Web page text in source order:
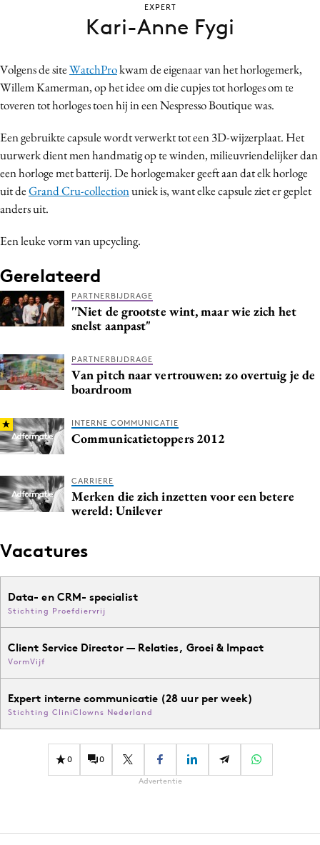
Contentmarketing
Data & Insights
Design
Digital transformation
Diversiteit
Gedragsverandering
Influencer marketing
Interne communicatie
Martech
Merkstrategie
PR
Purpose Marketing
Reputatie & crisis
Volgens de siteWatchProkwam de eigenaar van het horlogemerk,
Willem Kamerman, op het idee om die cupjes tot horloges om te
toveren tot horloges toen hij in een Nespresso Boutique was.
Een gebruikte capsule wordt verwerkt tot een 3D-wijzerplaat. Het
uurwerk dient men handmatig op te winden, milieuvriendelijker dan
een horloge met batterij. De horlogemaker geeft aan dat elk horloge
uit deGrand Cru-collectionuniek is, want elke capsule ziet er geplet
anders uit.
Een leuke vorm van upcycling.
Gerelateerd
PARTNERBIJDRAGE
''Niet de grootste wint, maar wie zich het
snelst aanpast"
PARTNERBIJDRAGE
Van pitch naar vertrouwen: zo overtuig je de
boardroom
INTERNE COMMUNICATIE
Communicatietoppers 2012
CARRIERE
Merken die zich inzetten voor een betere
wereld: Unilever
Vacatures
Data- en CRM- specialist
Stichting Proefdiervrij
Client Service Director — Relaties, Groei & Impact
VormVijf
Expert interne communicatie (28 uur per week)
Stichting CliniClowns Nederland
0 0
Advertentie
EXPERT
Kari-Anne Fygi